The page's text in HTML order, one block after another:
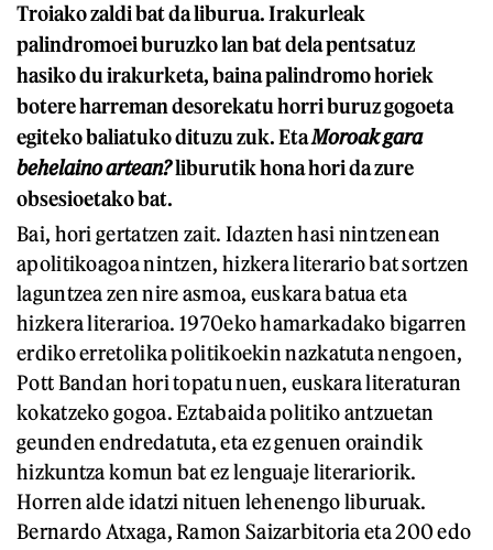
Troiako zaldi bat da liburua. Irakurleak
palindromoei buruzko lan bat dela pentsatuz
hasiko du irakurketa, baina palindromo horiek
botere harreman desorekatu horri buruz gogoeta
egiteko baliatuko dituzu zuk. EtaMoroak gara
behelaino artean?liburutik hona hori da zure
obsesioetako bat.
Bai, hori gertatzen zait. Idazten hasi nintzenean
apolitikoagoa nintzen, hizkera literario bat sortzen
laguntzea zen nire asmoa, euskara batua eta
hizkera literarioa. 1970eko hamarkadako bigarren
erdiko erretolika politikoekin nazkatuta nengoen,
Pott Bandan hori topatu nuen, euskara literaturan
kokatzeko gogoa. Eztabaida politiko antzuetan
geunden endredatuta, eta ez genuen oraindik
hizkuntza komun bat ez lenguaje literariorik.
Horren alde idatzi nituen lehenengo liburuak.
Bernardo Atxaga, Ramon Saizarbitoria eta 200 edo